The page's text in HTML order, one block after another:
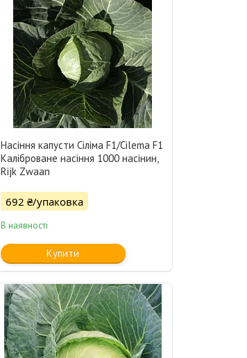
Насіння капусти Сіліма F1/Cilema F1
Каліброване насіння 1000 насінин,
Rijk Zwaan
692 ₴/упаковка
В наявності
Купити